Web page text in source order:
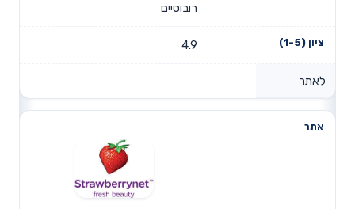
רובוטיים
4.9
לאתר